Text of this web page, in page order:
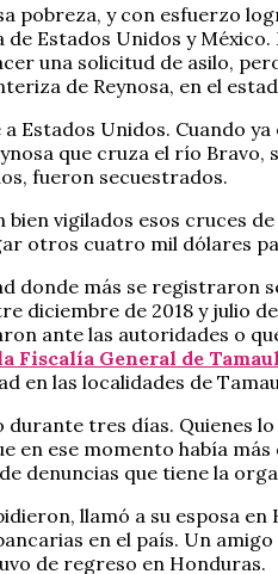
pobreza, y con esfuerzo
Estados Unidos y
una solicitud de asilo,
de Reynosa, en el
Estados Unidos. Cuando
que cruza el río
fueron secuestrados.
vigilados esos cruces
otros cuatro mil dólares
donde más se registraron
diciembre de 2018 y julio
ante las autoridades o
Fiscalía General de
en las localidades de
tres días. Quienes
en ese momento había
denuncias que tiene la
llamó a su esposa
en el país. Un
de regreso en Honduras.